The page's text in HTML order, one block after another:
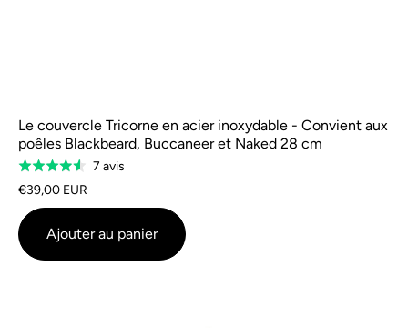
Le couvercle Tricorne en acier inoxydable - Convient aux
poêles Blackbeard, Buccaneer et Naked 28 cm
Évalué
à
4,6
sur
5
7 avisSur
base
avis
€39,00 EUR
Ajouter au panier